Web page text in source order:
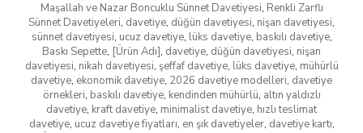
Maşallah ve Nazar Boncuklu Sünnet Davetiyesi, Renkli Zarflı
Sünnet Davetiyeleri, davetiye, düğün davetiyesi, nişan davetiyesi,
sünnet davetiyesi, ucuz davetiye, lüks davetiye, baskılı davetiye,
Baskı Sepette, [Ürün Adı], davetiye, düğün davetiyesi, nişan
davetiyesi, nikah davetiyesi, şeffaf davetiye, lüks davetiye, mühürlü
davetiye, ekonomik davetiye, 2026 davetiye modelleri, davetiye
örnekleri, baskılı davetiye, kendinden mühürlü, altın yaldızlı
davetiye, kraft davetiye, minimalist davetiye, hızlı teslimat
davetiye, ucuz davetiye fiyatları, en şık davetiyeler, davetiye kartı,